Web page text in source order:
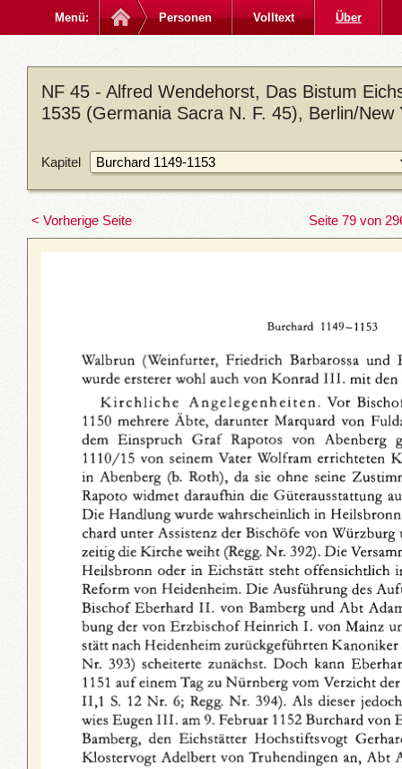
Menü: Personen Volltext Über
NF 45 - Alfred Wendehorst, Das Bistum
1535 (Germania Sacra N. F. 45), Berlin/New
Kapitel
< Vorherige Seite Seite 79 von